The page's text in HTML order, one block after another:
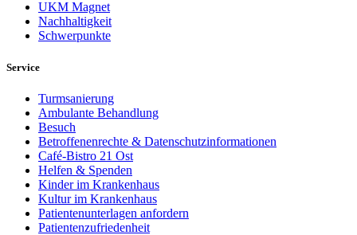
UKM Magnet
Nachhaltigkeit
Schwerpunkte
Service
Turmsanierung
Ambulante Behandlung
Besuch
Betroffenenrechte & Datenschutzinformationen
Café-Bistro 21 Ost
Helfen & Spenden
Kinder im Krankenhaus
Kultur im Krankenhaus
Patientenunterlagen anfordern
Patientenzufriedenheit